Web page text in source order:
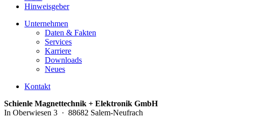
Hinweisgeber
Unternehmen
Daten & Fakten
Services
Karriere
Downloads
Neues
Kontakt
Schienle Magnettechnik + Elektronik GmbH
In Oberwiesen 3 · 88682 Salem-Neufrach